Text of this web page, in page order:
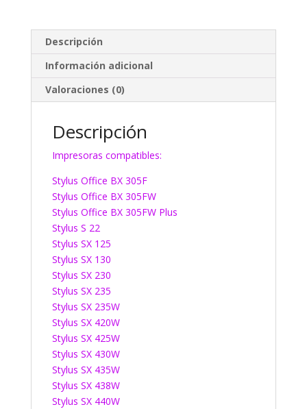
Descripción
Información adicional
Valoraciones (0)
Descripción
Impresoras compatibles:
Stylus Office BX 305F
Stylus Office BX 305FW
Stylus Office BX 305FW Plus
Stylus S 22
Stylus SX 125
Stylus SX 130
Stylus SX 230
Stylus SX 235
Stylus SX 235W
Stylus SX 420W
Stylus SX 425W
Stylus SX 430W
Stylus SX 435W
Stylus SX 438W
Stylus SX 440W